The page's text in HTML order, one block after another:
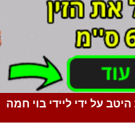
על ידי ליידי בוי חמה